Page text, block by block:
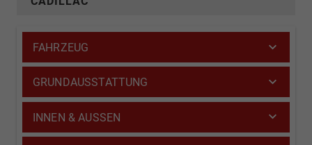
FAHRZEUG
GRUNDAUSSTATTUNG
INNEN & AUSSEN